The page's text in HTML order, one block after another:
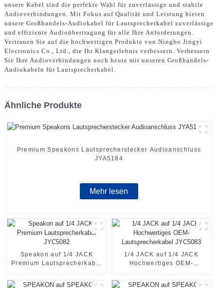
unsere Kabel sind die perfekte Wahl für zuverlässige und stabile
Audioverbindungen. Mit Fokus auf Qualität und Leistung bieten
unsere Großhandels-Audiokabel für Lautsprecherkabel zuverlässige
und effiziente Audioübertragung für alle Ihre Anforderungen.
Vertrauen Sie auf die hochwertigen Produkte von Ningbo Jingyi
Electronics Co., Ltd., die Ihr Klangerlebnis verbessern. Verbessern
Sie Ihre Audioverbindungen noch heute mit unseren Großhandels-
Audiokabeln für Lautsprecherkabel.
Ähnliche Produkte
Premium Speakons Lautsprecherstecker Audioanschluss
JYA5184
Mehr lesen
Speakon auf 1/4 JACK
Premium Lautsprecherkabel
1/4 JACK auf 1/4 JACK
Hochwertiges OEM-